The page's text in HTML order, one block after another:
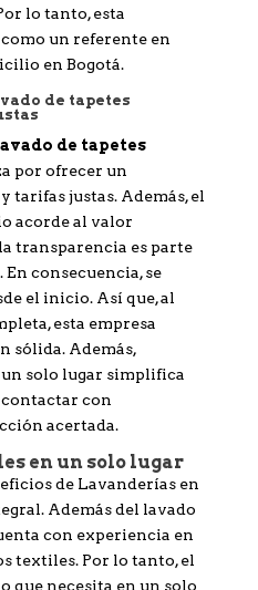
lo tanto, esta
un referente en
en Bogotá.
de tapetes
de tapetes
por ofrecer un
tarifas justas. Además, el
acorde al valor
transparencia es parte
consecuencia, se
el inicio. Así que, al
esta empresa
sólida. Además,
solo lugar simplifica
con
acertada.
en un solo lugar
de Lavanderías en
Además del lavado
con experiencia en
textiles. Por lo tanto, el
que necesita en un solo